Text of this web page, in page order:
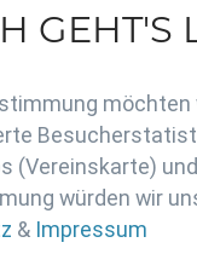
GEHT'S
(Vereinskarte)
würden wir
& Impressum